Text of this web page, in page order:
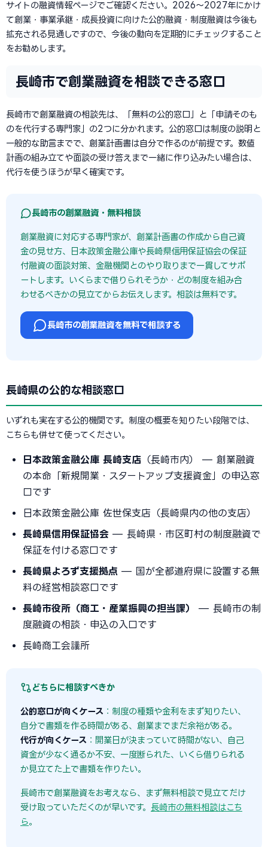
サイトの融資情報ページでご確認ください。2026〜2027年にかけ
て創業・事業承継・成長投資に向けた公的融資・制度融資は今後も
拡充される見通しですので、今後の動向を定期的にチェックすること
をお勧めします。
長崎市で創業融資を相談できる窓口
長崎市で創業融資の相談先は、「無料の公的窓口」と「申請そのも
のを代行する専門家」の2つに分かれます。公的窓口は制度の説明と
一般的な助言までで、創業計画書は自分で作るのが前提です。数値
計画の組み立てや面談の受け答えまで一緒に作り込みたい場合は、
代行を使うほうが早く確実です。
長崎市の創業融資・無料相談
創業融資に対応する専門家が、創業計画書の作成から自己資
金の見せ方、日本政策金融公庫や長崎県信用保証協会の保証
付融資の面談対策、金融機関とのやり取りまで一貫してサポ
ートします。いくらまで借りられそうか・どの制度を組み合
わせるべきかの見立てからお伝えします。相談は無料です。
長崎市の創業融資を無料で相談する
長崎県の公的な相談窓口
いずれも実在する公的機関です。制度の概要を知りたい段階では、
こちらも併せて使ってください。
日本政策金融公庫 長崎支店 （長崎市内） — 創業融資
の本命「新規開業・スタートアップ支援資金」の申込窓
口です
日本政策金融公庫 佐世保支店（長崎県内の他の支店）
長崎県信用保証協会 — 長崎県・市区町村の制度融資で
保証を付ける窓口です
長崎県よろず支援拠点 — 国が全都道府県に設置する無
料の経営相談窓口です
長崎市役所（商工・産業振興の担当課）
— 長崎市の制
度融資の相談・申込の入口です
長崎商工会議所
どちらに相談すべきか
公的窓口が向くケース ：制度の種類や金利をまず知りたい、
自分で書類を作る時間がある、創業までまだ余裕がある。
代行が向くケース ：開業日が決まっていて時間がない、自己
資金が少なく通るか不安、一度断られた、いくら借りられる
か見立てた上で書類を作りたい。
長崎市で創業融資をお考えなら、まず無料相談で見立てだけ
受け取っていただくのが早いです。 長崎市の無料相談はこち
ら。